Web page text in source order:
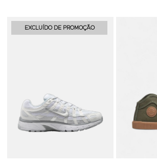
EXCLUÍDO DE PROMOÇÃO